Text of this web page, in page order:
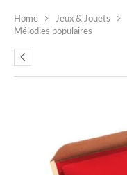
Home Jeux & Jouets
Mélodies populaires